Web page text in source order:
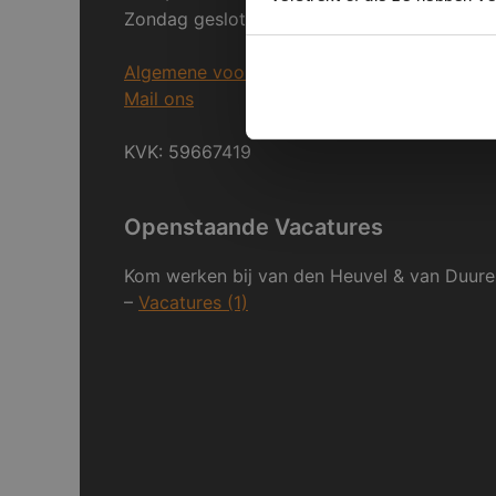
Zondag gesloten.
Algemene voorwaarden
Mail ons
KVK: 59667419
Openstaande Vacatures
Kom werken bij van den Heuvel & van
– Vacatures (1)